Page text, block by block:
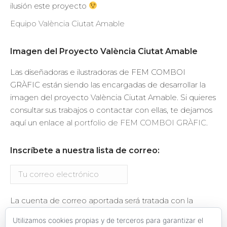
ilusión este proyecto
Equipo València Ciutat Amable
Imagen del Proyecto València Ciutat Amable
Las diseñadoras e ilustradoras de FEM COMBOI
GRÀFIC están siendo las encargadas de desarrollar la
imagen del proyecto València Ciutat Amable. Si quieres
consultar sus trabajos o contactar con ellas, te dejamos
aquí un enlace al portfolio de FEM COMBOI GRÀFIC
Inscríbete a nuestra lista de correo:
La cuenta de correo aportada será tratada con la
Utilizamos cookies propias y de terceros para garantizar el